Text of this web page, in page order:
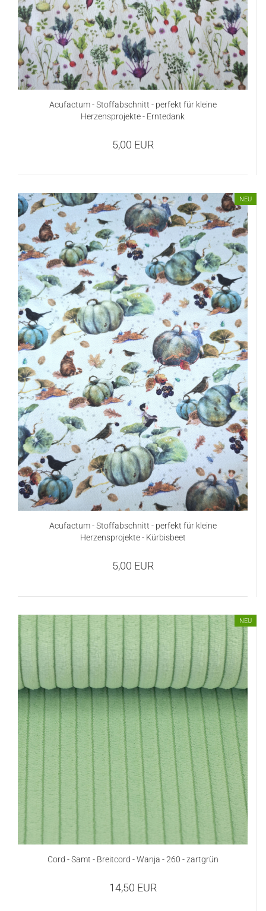
Acufactum - Stoffabschnitt - perfekt für kleine
Herzensprojekte - Erntedank
5,00 EUR
NEU
Acufactum - Stoffabschnitt - perfekt für kleine
Herzensprojekte - Kürbisbeet
5,00 EUR
NEU
Cord - Samt - Breitcord - Wanja - 260 - zartgrün
14,50 EUR